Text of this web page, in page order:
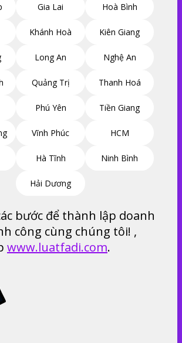
Gia Lai Hoà Bình
Khánh Hoà Kiên Giang
Long An Nghệ An
Quảng Trị Thanh Hoá
Phú Yên Tiền Giang
Vĩnh Phúc HCM
Hà Tĩnh Ninh Bình
Hải Dương
bước để thành lập doanh
công cùng chúng tôi! ,
www.luatfadi.com.